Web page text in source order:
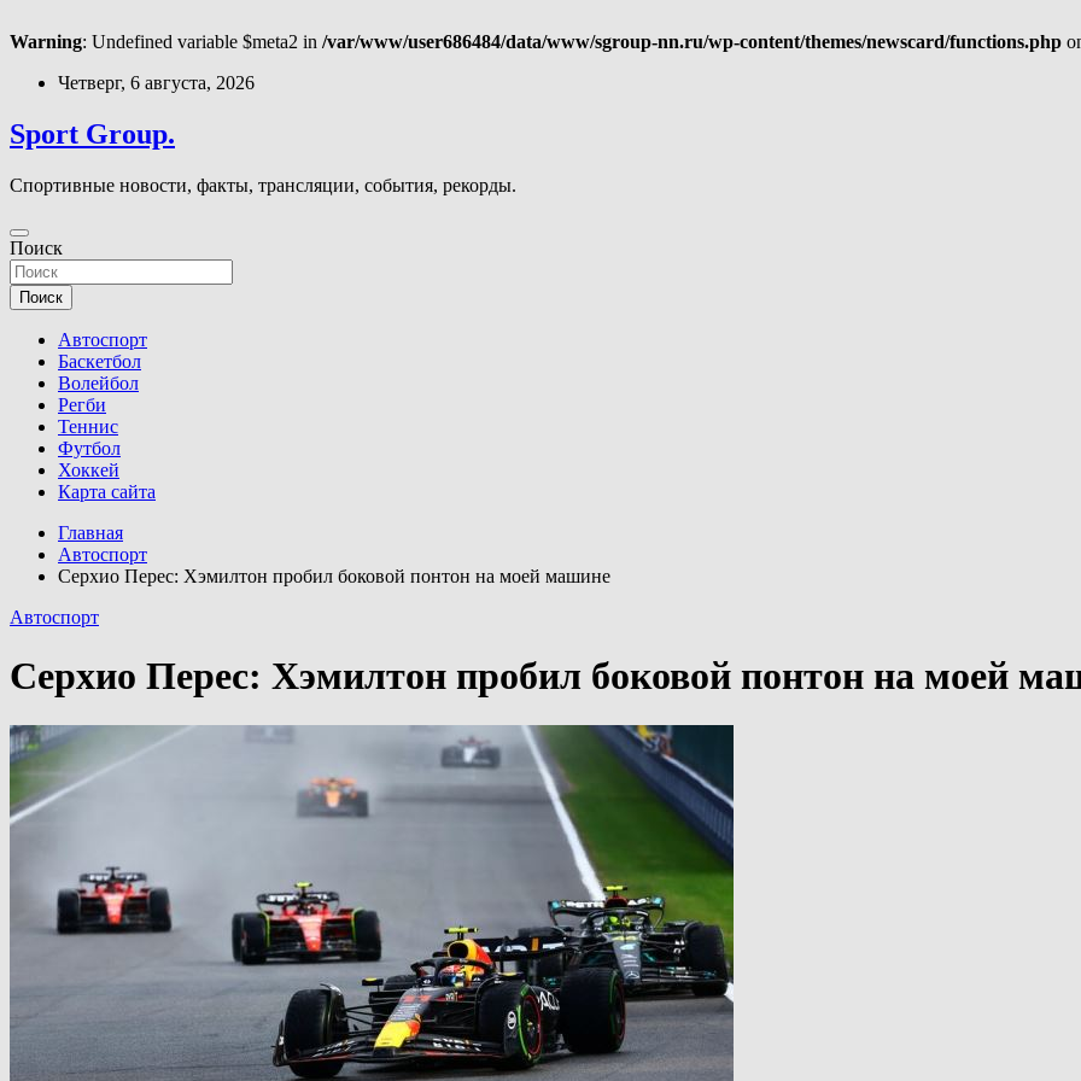
Warning: Undefined variable $meta2 in /var/www/user686484/data/www/sgroup-nn.ru/wp-content/themes/newscard/functions.php
Перейти
содержимому
Четверг, 6 августа, 2026
Sport Group.
Спортивные новости, факты, трансляции, события, рекорды.
Поиск
Поиск
Автоспорт
Баскетбол
Волейбол
Регби
Теннис
Футбол
Хоккей
Карта сайта
Главная
Автоспорт
Серхио Перес: Хэмилтон пробил боковой понтон на моей машине
Автоспорт
Серхио Перес: Хэмилтон пробил боковой понтон на моей